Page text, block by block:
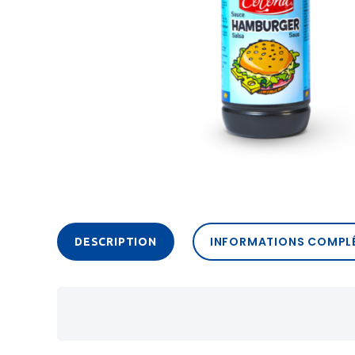
DESCRIPTION INFORMATIONS